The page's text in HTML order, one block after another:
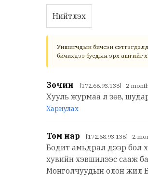
Нийтлэх
Уншигчдын бичсэн сэтгэгдэлд
бичихдээ бусдын эрх ашгийг
Зочин [172.68.93.138] 2
Хууль журмаа л зөв,
Хариулах
Том нар [172.68.93.138] 2
Бодит амьдрал дээр бол
хувийн хэвшилээс сааж
Монголчуудын олон жил